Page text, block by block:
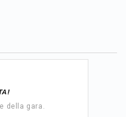
della gara.